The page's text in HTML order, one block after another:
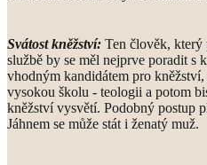
Svátost kněžství: Ten člověk,
službě by se měl nejprve poradit s
vhodným kandidátem pro
vysokou školu - teologii a potom
kněžství vysvětí. Podobný postup
Jáhnem se může stát i ženatý muž.